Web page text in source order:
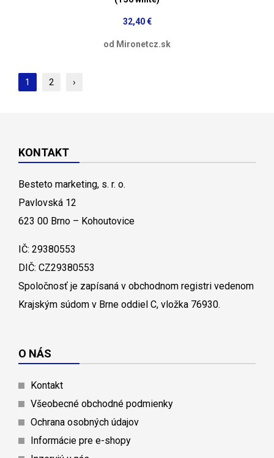
32,40 €
od Mironetcz.sk
1 2 ›
KONTAKT
Besteto marketing, s. r. o.
Pavlovská 12
623 00 Brno – Kohoutovice
IČ: 29380553
DIČ: CZ29380553
Spoločnosť je zapísaná v obchodnom registri vedenom
Krajským súdom v Brne oddiel C, vložka 76930.
O NÁS
Kontakt
Všeobecné obchodné podmienky
Ochrana osobných údajov
Informácie pre e-shopy